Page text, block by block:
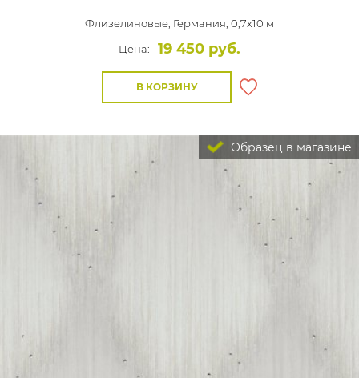
Флизелиновые, Германия, 0,7x10 м
Цена:
19 450 руб.
В КОРЗИНУ
Образец в магазине